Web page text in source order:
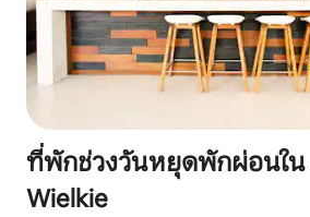
ที่พักช่วงวันหยุดพักผ่อนใน
Wielkie